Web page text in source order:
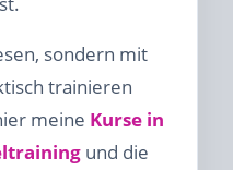
sondern mit
trainieren
meine Kurse in
und die